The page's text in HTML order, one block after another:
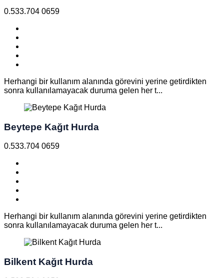
0.533.704 0659
Herhangi bir kullanım alanında görevini yerine getirdikten
sonra kullanılamayacak duruma gelen her t...
Beytepe Kağıt Hurda
0.533.704 0659
Herhangi bir kullanım alanında görevini yerine getirdikten
sonra kullanılamayacak duruma gelen her t...
Bilkent Kağıt Hurda